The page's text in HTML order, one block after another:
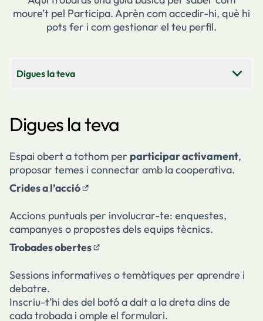
moure’t pel Participa. Aprèn com accedir-hi, què hi
pots fer i com gestionar el teu perfil.
Digues la teva
Digues la teva
Espai obert a tothom per participar activament,
proposar temes i connectar amb la cooperativa.
Crides a l’acció
Accions puntuals per involucrar-te: enquestes,
campanyes o propostes dels equips tècnics.
Trobades obertes
Sessions informatives o temàtiques per aprendre i
debatre.
Inscriu-t’hi des del botó a dalt a la dreta dins de
cada trobada i omple el formulari.